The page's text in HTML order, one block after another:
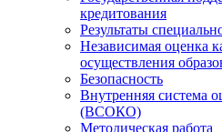
кредитования
Результаты
Независимая оценка
осуществления
Безопасность
Внутренняя система
(ВСОКО)
Методическая работа